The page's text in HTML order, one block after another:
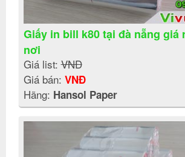
Giấy in bill k80 tại đà nẵng giá
nơi
Giá list:VNĐ
Giá bán: VNĐ
Hãng: Hansol Paper